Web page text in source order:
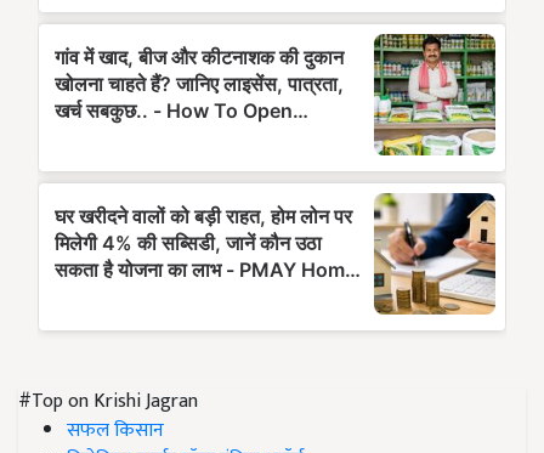
#Top on Krishi Jagran
सफल किसान